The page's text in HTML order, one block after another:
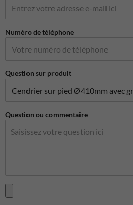
Numéro de téléphone
Question sur produit
Question ou commentaire